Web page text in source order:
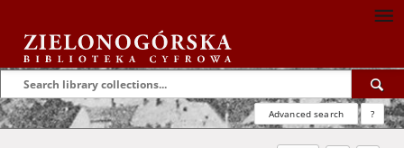
Advanced search ?